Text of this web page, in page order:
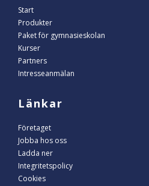
Start
Produkter
Paket för gymnasieskolan
Kurser
Partners
Intresseanmälan
Länkar
Företaget
Jobba hos oss
Ladda ner
Integritetspolicy
Cookies